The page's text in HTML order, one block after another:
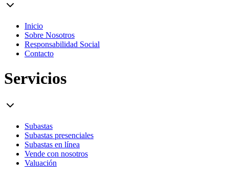
Inicio
Sobre Nosotros
Responsabilidad Social
Contacto
Servicios
Subastas
Subastas presenciales
Subastas en línea
Vende con nosotros
Valuación